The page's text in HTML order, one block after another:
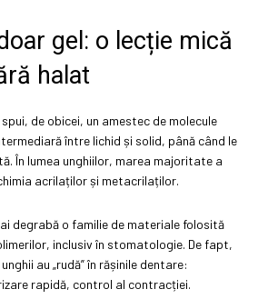
gel: o lecție mică
halat
spui, de obicei, un amestec de molecule
între lichid și solid, până când le
În lumea unghiilor, marea majoritate a
acrilaților și metacrilaților.
degrabă o familie de materiale folosită
inclusiv în stomatologie. De fapt,
au „rudă” în rășinile dentare:
rapidă, control al contracției.